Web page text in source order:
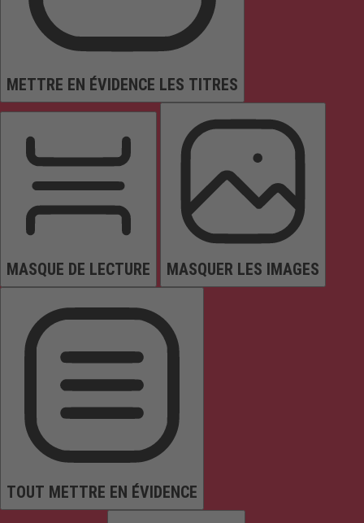
METTRE EN ÉVIDENCE LES TITRES
MASQUE DE LECTURE MASQUER LES IMAGES
TOUT METTRE EN ÉVIDENCE